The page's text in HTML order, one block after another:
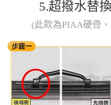
5.超撥水替
(此款為PIAA硬骨